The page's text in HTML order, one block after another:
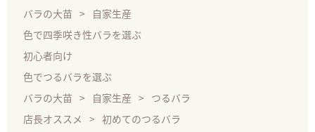
バラの大苗
自家生産
色で四季咲き性バラを選ぶ
初心者向け
色でつるバラを選ぶ
バラの大苗
自家生産
つるバラ
店長オススメ
初めてのつるバラ